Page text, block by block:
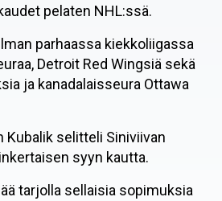
pelaten NHL:ssä.
parhaassa kiekkoliigassa
Detroit Red Wingsiä sekä
ja kanadalaisseura Ottawa
Kubalik selitteli Siniviivan
syyn kautta.
tarjolla sellaisia sopimuksia